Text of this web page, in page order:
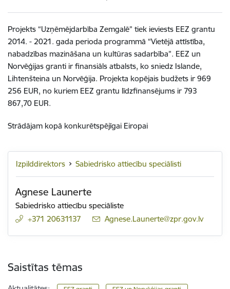
Projekts “Uzņēmējdarbība Zemgalē” tiek ieviests EEZ grantu
2014. - 2021. gada perioda programmā “Vietējā attīstība,
nabadzības mazināšana un kultūras sadarbība”. EEZ un
Norvēģijas granti ir finansiāls atbalsts, ko sniedz Islande,
Lihtenšteina un Norvēģija. Projekta kopējais budžets ir 969
256 EUR, no kuriem EEZ grantu līdzfinansējums ir 793
867,70 EUR.
Strādājam kopā konkurētspējīgai Eiropai
Izpilddirektors Sabiedrisko attiecību speciālisti
Agnese Launerte
Sabiedrisko attiecību speciāliste
+371 20631137
E-pasts:
Agnese.Launerte@zpr.gov.lv
Saistītas tēmas